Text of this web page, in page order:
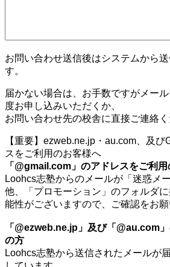
お問い合わせ送信後はシステムから
す。
届かない場合は、お手数ですがメー
度お申し込みいただくか、
お問い合わせ先の校舎に直接ご連絡く
【重要】ezweb.ne.jp・au.com、及
スをご利用のお客様へ
「@gmail.com」のアドレスをご利用
Loohcs志塾からのメールが「迷惑メ
他、「プロモーション」のフォルダ
能性がございますので、ご確認をお願
「@ezweb.ne.jp」及び「@au.com
の方
Loohcs志塾から送信されたメールが